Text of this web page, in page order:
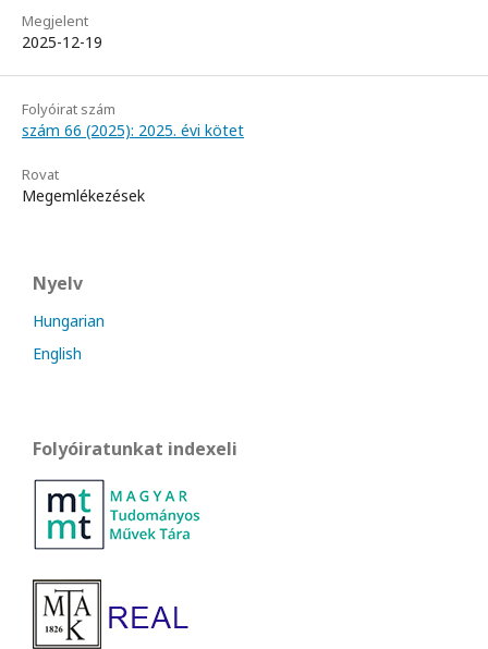
Megjelent
2025-12-19
Folyóirat szám
szám 66 (2025): 2025. évi kötet
Rovat
Megemlékezések
Nyelv
Hungarian
English
Folyóiratunkat indexeli